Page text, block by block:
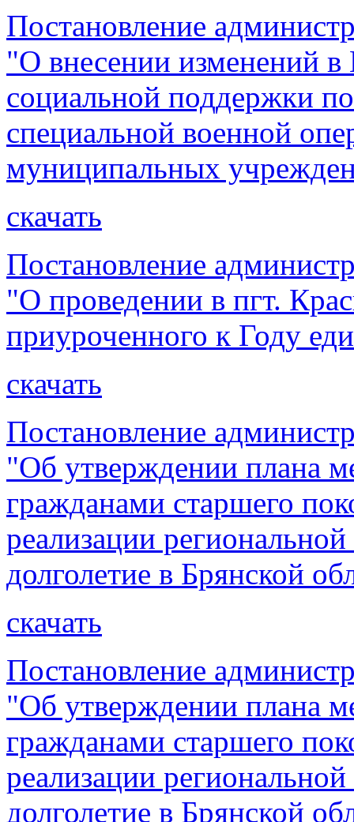
Постановление
"О внесении изменений в
социальной поддержки
специальной военной
муниципальных
скачать
Постановление
"О проведении в пгт.
приуроченного к Году
скачать
Постановление
"Об утверждении плана
гражданами старшего
реализации
долголетие в Брянской
скачать
Постановление
"Об утверждении плана
гражданами старшего
реализации
долголетие в Брянской